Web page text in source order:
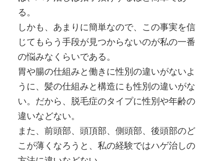
る。
しかも、あまりに簡単なので、この事実を信
じてもらう手段が見つからないのが私の一番
の悩みなくらいである。
胃や腸の仕組みと働きに性別の違いがないよ
うに、髪の仕組みと構造にも性別の違いがな
い。だから、脱毛症のタイプに性別や年齢の
違いなどない。
また、前頭部、頭頂部、側頭部、後頭部のど
こが薄くなろうと、私の経験ではハゲ治しの